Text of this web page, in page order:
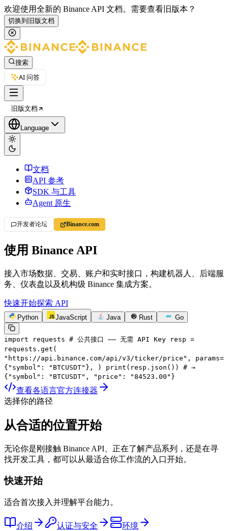
欢迎使用全新的 Binance API 文档。 需要查看旧版本？
切换到旧版文档
搜索
AI 问答
旧版文档
Language
文档
API 参考
SDK 与工具
Agent 原生
开发者论坛 Binance.com
使用 Binance API
接入市场数据、交易、账户和实时接口，构建机器人、后端服
务、仪表盘以及机构级 Binance 集成方案。
快速开始探索 API
Python JavaScript Java Rust Go
import requests # 公共接口 —— 无需 API Key resp =
requests.get(
"https://api.binance.com/api/v3/ticker/price" , params=
{ "symbol" : "BTCUSDT" }, ) print (resp.json())
# →
{"symbol": "BTCUSDT", "price": "84523.00"}
查看各语言官方连接器
选择你的路径
从合适的位置开始
无论你是刚接触 Binance API、正在了解产品系列，还是在寻
找开发工具，都可以从最适合你工作流的入口开始。
快速开始
适合首次接入并理解平台能力。
介绍 认证与安全 环境